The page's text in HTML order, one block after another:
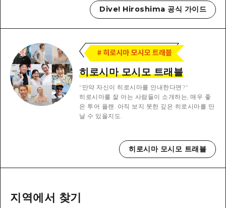
스포츠
세계유산
배움과 체험
기준
역사/문화
빈고(備後)
비북(備北)
게이호쿠(芸北)
미야지마(宮島) 주변
야마구치(山口)현 동부
빠른 여행
1박 2일
비북(備北)
미야지마(宮島) 주변
야마구치(山口)현 동부
에히메(愛媛)현
시마네(島根)현
보조 트래픽 요약
시설 혼잡 상황
히로시마 OMOTENASHI 패스
수하물 보관 및 배송 서비스
HIROSHIMA FREE Wi-Fi
히로시마현내 매력을 동영상으로 소개!
뉴스
Dive! Hiroshima 공식 가이드
히로시마 모시모 트래블
"만약 자신이 히로시마를 안내한다면?"
히로시마를 잘 아는 사람들이 소개하는, 매우 좋
은 투어 플랜. 아직 보지 못한 깊은 히로시마를 만
날 수 있을지도.
히로시마 모시모 트래블
지역에서 찾기